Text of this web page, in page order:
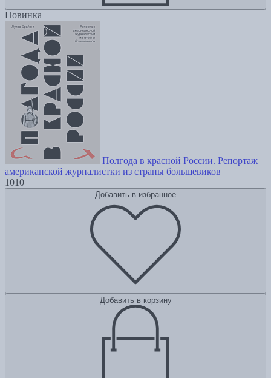
Новинка
Полгода в красной России. Репортаж
американской журналистки из страны большевиков
1010
Добавить в избранное
Добавить в корзину